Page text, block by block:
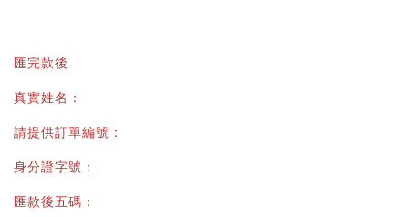
匯完款後
真實姓名：
請提供訂單編號：
身分證字號：
匯款後五碼：